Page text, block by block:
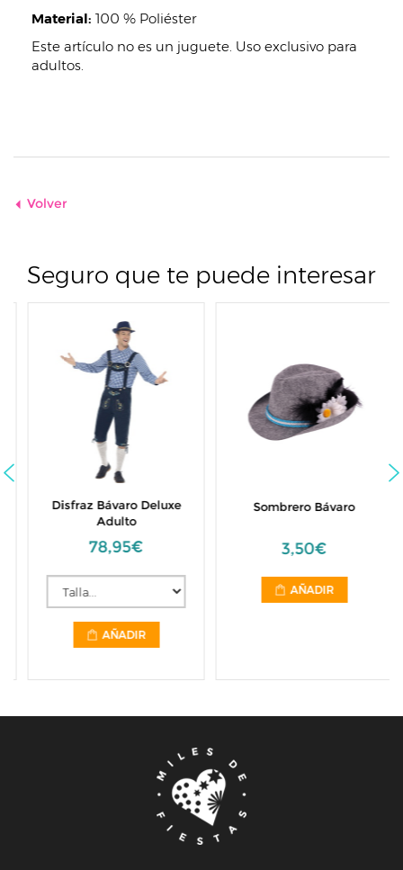
Material: 100 % Poliéster
Este artículo no es un juguete. Uso exclusivo para
adultos.
Volver
Seguro que te puede interesar
Disfraz Bávaro Deluxe
Adulto
78,95€
AÑADIR
Sombrero Bávaro
3,50€
AÑADIR